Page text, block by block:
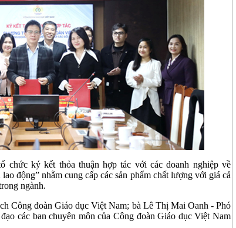
chức ký kết thỏa thuận hợp tác với các doanh nghiệp về
động” nhằm cung cấp các sản phẩm chất lượng với giá cả
ngành.
Công đoàn Giáo dục Việt Nam; bà Lê Thị Mai Oanh - Phó
các ban chuyên môn của Công đoàn Giáo dục Việt Nam